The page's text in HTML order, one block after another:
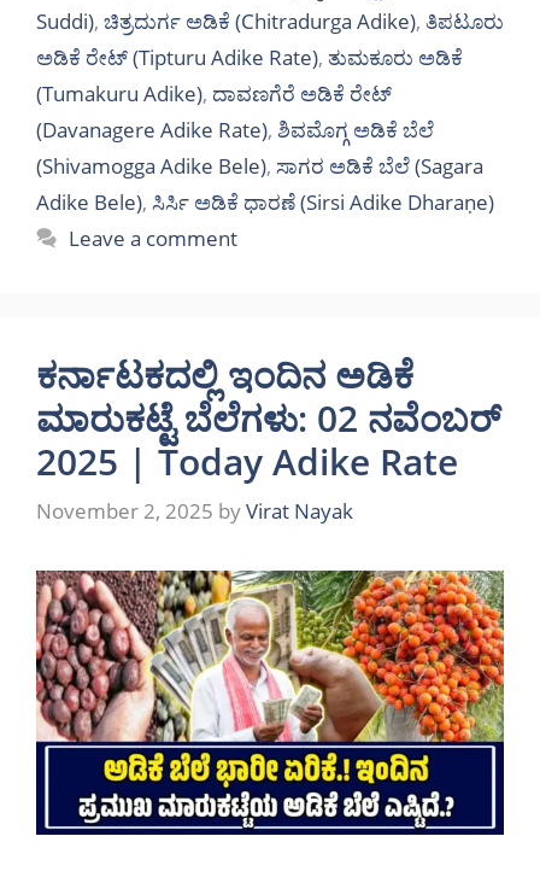
Suddi), ಚಿತ್ರದುರ್ಗ ಅಡಿಕೆ (Chitradurga Adike), ತಿಪಟೂರು
ಅಡಿಕೆ ರೇಟ್ (Tipturu Adike Rate), ತುಮಕೂರು ಅಡಿಕೆ
(Tumakuru Adike), ದಾವಣಗೆರೆ ಅಡಿಕೆ ರೇಟ್
(Davanagere Adike Rate), ಶಿವಮೊಗ್ಗ ಅಡಿಕೆ ಬೆಲೆ
(Shivamogga Adike Bele), ಸಾಗರ ಅಡಿಕೆ ಬೆಲೆ (Sagara
Adike Bele), ಸಿರ್ಸಿ ಅಡಿಕೆ ಧಾರಣೆ (Sirsi Adike Dharaṇe)
Leave a comment
ಕರ್ನಾಟಕದಲ್ಲಿ ಇಂದಿನ ಅಡಿಕೆ
ಮಾರುಕಟ್ಟೆ ಬೆಲೆಗಳು: 02 ನವೆಂಬರ್
2025 | Today Adike Rate
November 2, 2025 byVirat Nayak